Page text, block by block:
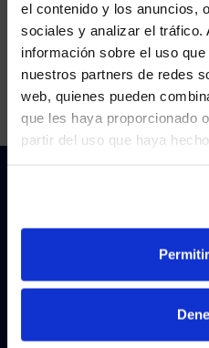
el contenido y los anuncios,
sociales y analizar el tráfico.
información sobre el uso
nuestros partners de redes
web, quienes pueden
que les haya proporcionado
partir del uso que haya
VIEW
HOW CAN
WE NOTICED
YES, TAKE
NO, STAY